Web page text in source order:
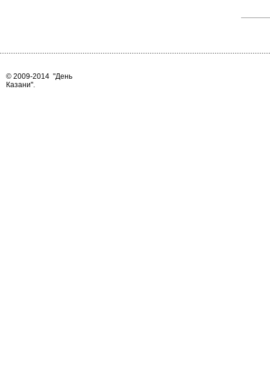
© 2009-2014 "День
Казани".